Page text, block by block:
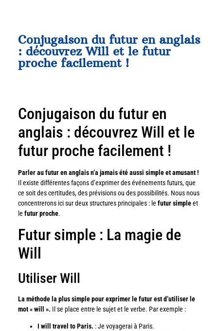
Conjugaison du futur en anglais
: découvrez Will et le futur
proche facilement !
Conjugaison du futur en
anglais : découvrez Will et le
futur proche facilement !
Parler au futur en anglais n’a jamais été aussi simple et amusant !
Il existe différentes façons d’exprimer des événements futurs, que
ce soit des certitudes, des prévisions ou des possibilités. Nous nous
concentrerons ici sur deux structures principales : le futur simpleet
le futur proche.
Futur simple : La magie de
Will
Utiliser Will
La méthode la plus simple pour exprimer le futur est d’utiliser le
mot « will ». Il se place entre le sujet et le verbe. Par exemple :
I will travel to Paris. : Je voyagerai à Paris.